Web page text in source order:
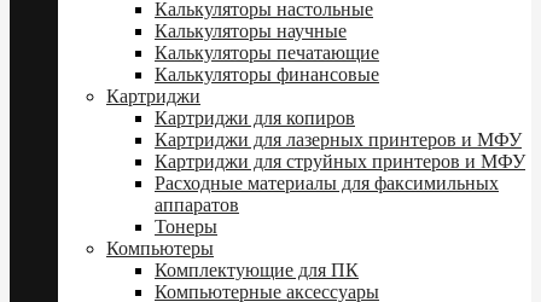
Калькуляторы настольные
Калькуляторы научные
Калькуляторы печатающие
Калькуляторы финансовые
Картриджи
Картриджи для копиров
Картриджи для лазерных принтеров и МФУ
Картриджи для струйных принтеров и МФУ
Расходные материалы для факсимильных
аппаратов
Тонеры
Компьютеры
Комплектующие для ПК
Компьютерные аксессуары